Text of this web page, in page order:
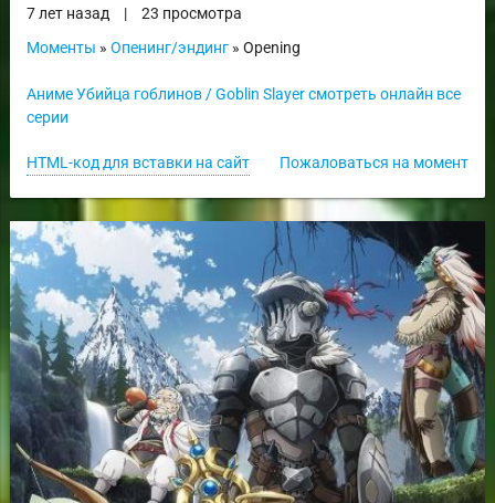
7 лет назад
|
23 просмотра
Моменты » Опенинг/эндинг» Opening
Аниме Убийца гоблинов / Goblin Slayer смотреть онлайн все
серии
Пожаловаться на момент
HTML-код для вставки на сайт